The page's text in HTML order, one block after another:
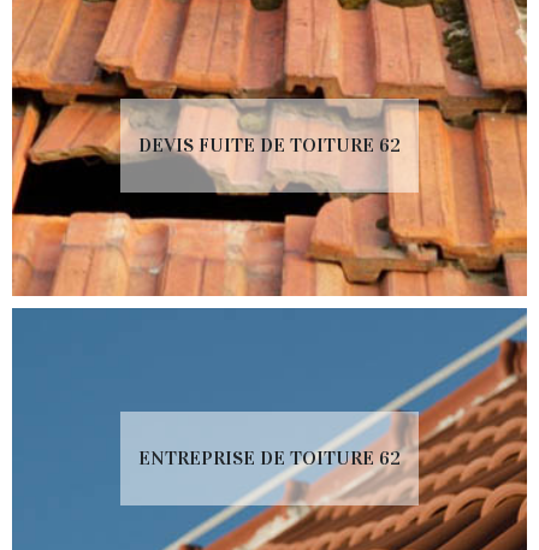
DEVIS FUITE DE TOITURE 62
ENTREPRISE DE TOITURE 62